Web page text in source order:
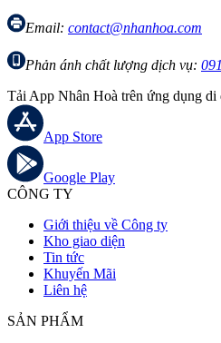
Email: contact@nhanhoa.com
Phản ánh chất lượng dịch vụ:
Tải App Nhân Hoà trên ứng dụng di
App Store
Google Play
CÔNG TY
Giới thiệu về Công ty
Kho giao diện
Tin tức
Khuyến Mãi
Liên hệ
SẢN PHẨM